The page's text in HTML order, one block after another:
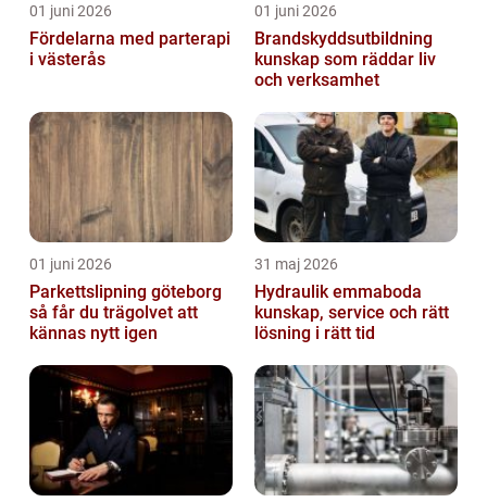
01 juni 2026
Fördelarna med parterapi
i västerås
01 juni 2026
Brandskyddsutbildning
kunskap som räddar liv
och verksamhet
01 juni 2026
Parkettslipning göteborg
så får du trägolvet att
kännas nytt igen
31 maj 2026
Hydraulik emmaboda
kunskap, service och rätt
lösning i rätt tid